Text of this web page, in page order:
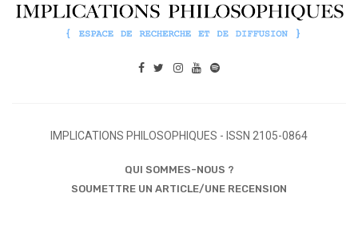
IMPLICATIONS PHILOSOPHIQUES - ISSN 2105-0864
QUI SOMMES-NOUS ?
SOUMETTRE UN ARTICLE/UNE RECENSION